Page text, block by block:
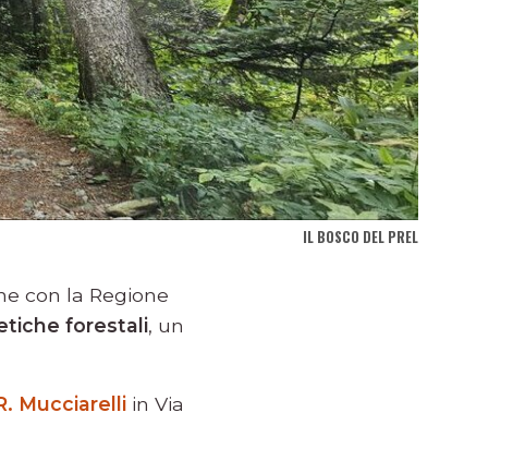
IL BOSCO DEL PREL
con la Regione
forestali, un
Mucciarelli in Via